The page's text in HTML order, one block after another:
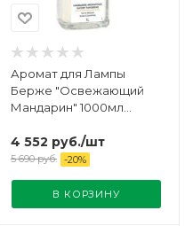
Аромат для Лампы
Берже "Освежающий
Мандарин" 1000мл
4 552 руб./шт
5 690руб. -20%
В КОРЗИНУ